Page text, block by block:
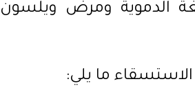
الدموية ومرض ويلسون
ما يلي: